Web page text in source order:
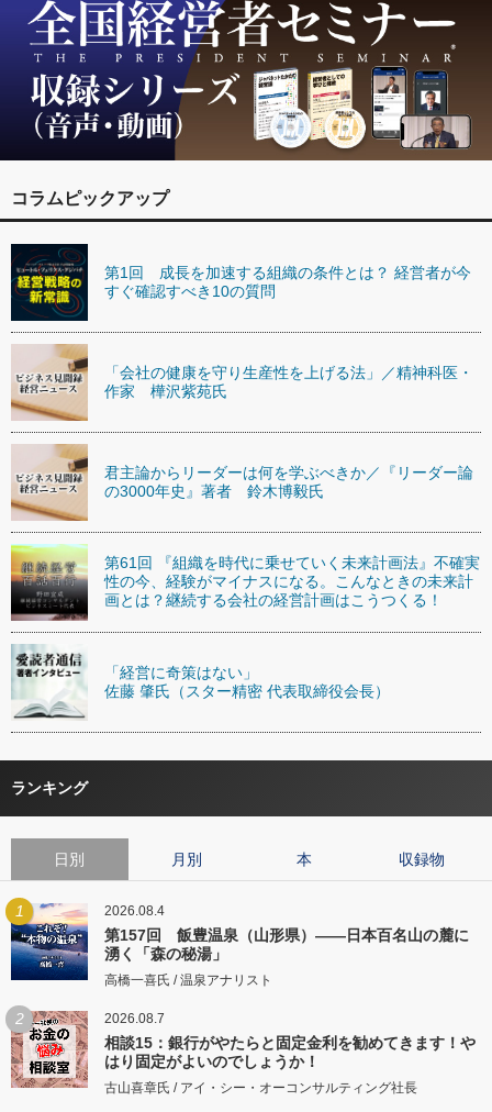
コラムピックアップ
第1回 成長を加速する組織の条件とは？ 経営者が今
すぐ確認すべき10の質問
「会社の健康を守り生産性を上げる法」／精神科医・
作家 樺沢紫苑氏
君主論からリーダーは何を学ぶべきか／『リーダー論
の3000年史』著者 鈴木博毅氏
第61回 『組織を時代に乗せていく未来計画法』不確実
性の今、経験がマイナスになる。こんなときの未来計
画とは？継続する会社の経営計画はこうつくる！
「経営に奇策はない」
佐藤 肇氏（スター精密 代表取締役会長）
ランキング
日別 月別 本 収録物
1 2026.08.4
第157回 飯豊温泉（山形県）――日本百名山の麓に
湧く「森の秘湯」
高橋一喜氏 / 温泉アナリスト
2 2026.08.7
相談15：銀行がやたらと固定金利を勧めてきます！や
はり固定がよいのでしょうか！
古山喜章氏 / アイ・シー・オーコンサルティング社長